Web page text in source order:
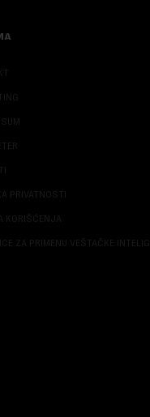
PRIVATNOSTI
KORIŠĆENJA
ZA PRIMENU VEŠTAČKE